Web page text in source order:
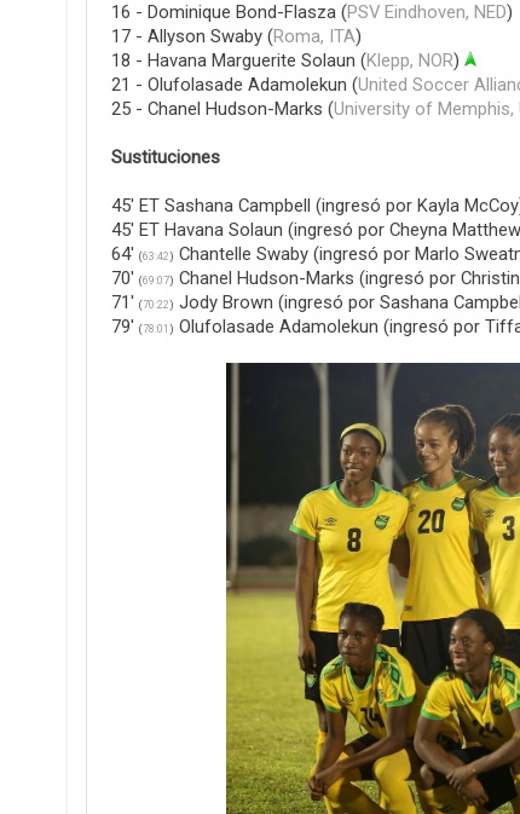
16 - Dominique Bond-Flasza (PSV Eindhoven, NED)
17 - Allyson Swaby (Roma, ITA)
18 - Havana Marguerite Solaun (Klepp, NOR)
21 - Olufolasade Adamolekun (United Soccer
25 - Chanel Hudson-Marks (University of Memphis,
Sustituciones
45' ET Sashana Campbell (ingresó por Kayla
45' ET Havana Solaun (ingresó por Cheyna
64' (63:42 ) Chantelle Swaby (ingresó por Marlo
70' (69:07) Chanel Hudson-Marks (ingresó por
71' (70:22 ) Jody Brown (ingresó por Sashana
79' (78:01 ) Olufolasade Adamolekun (ingresó por